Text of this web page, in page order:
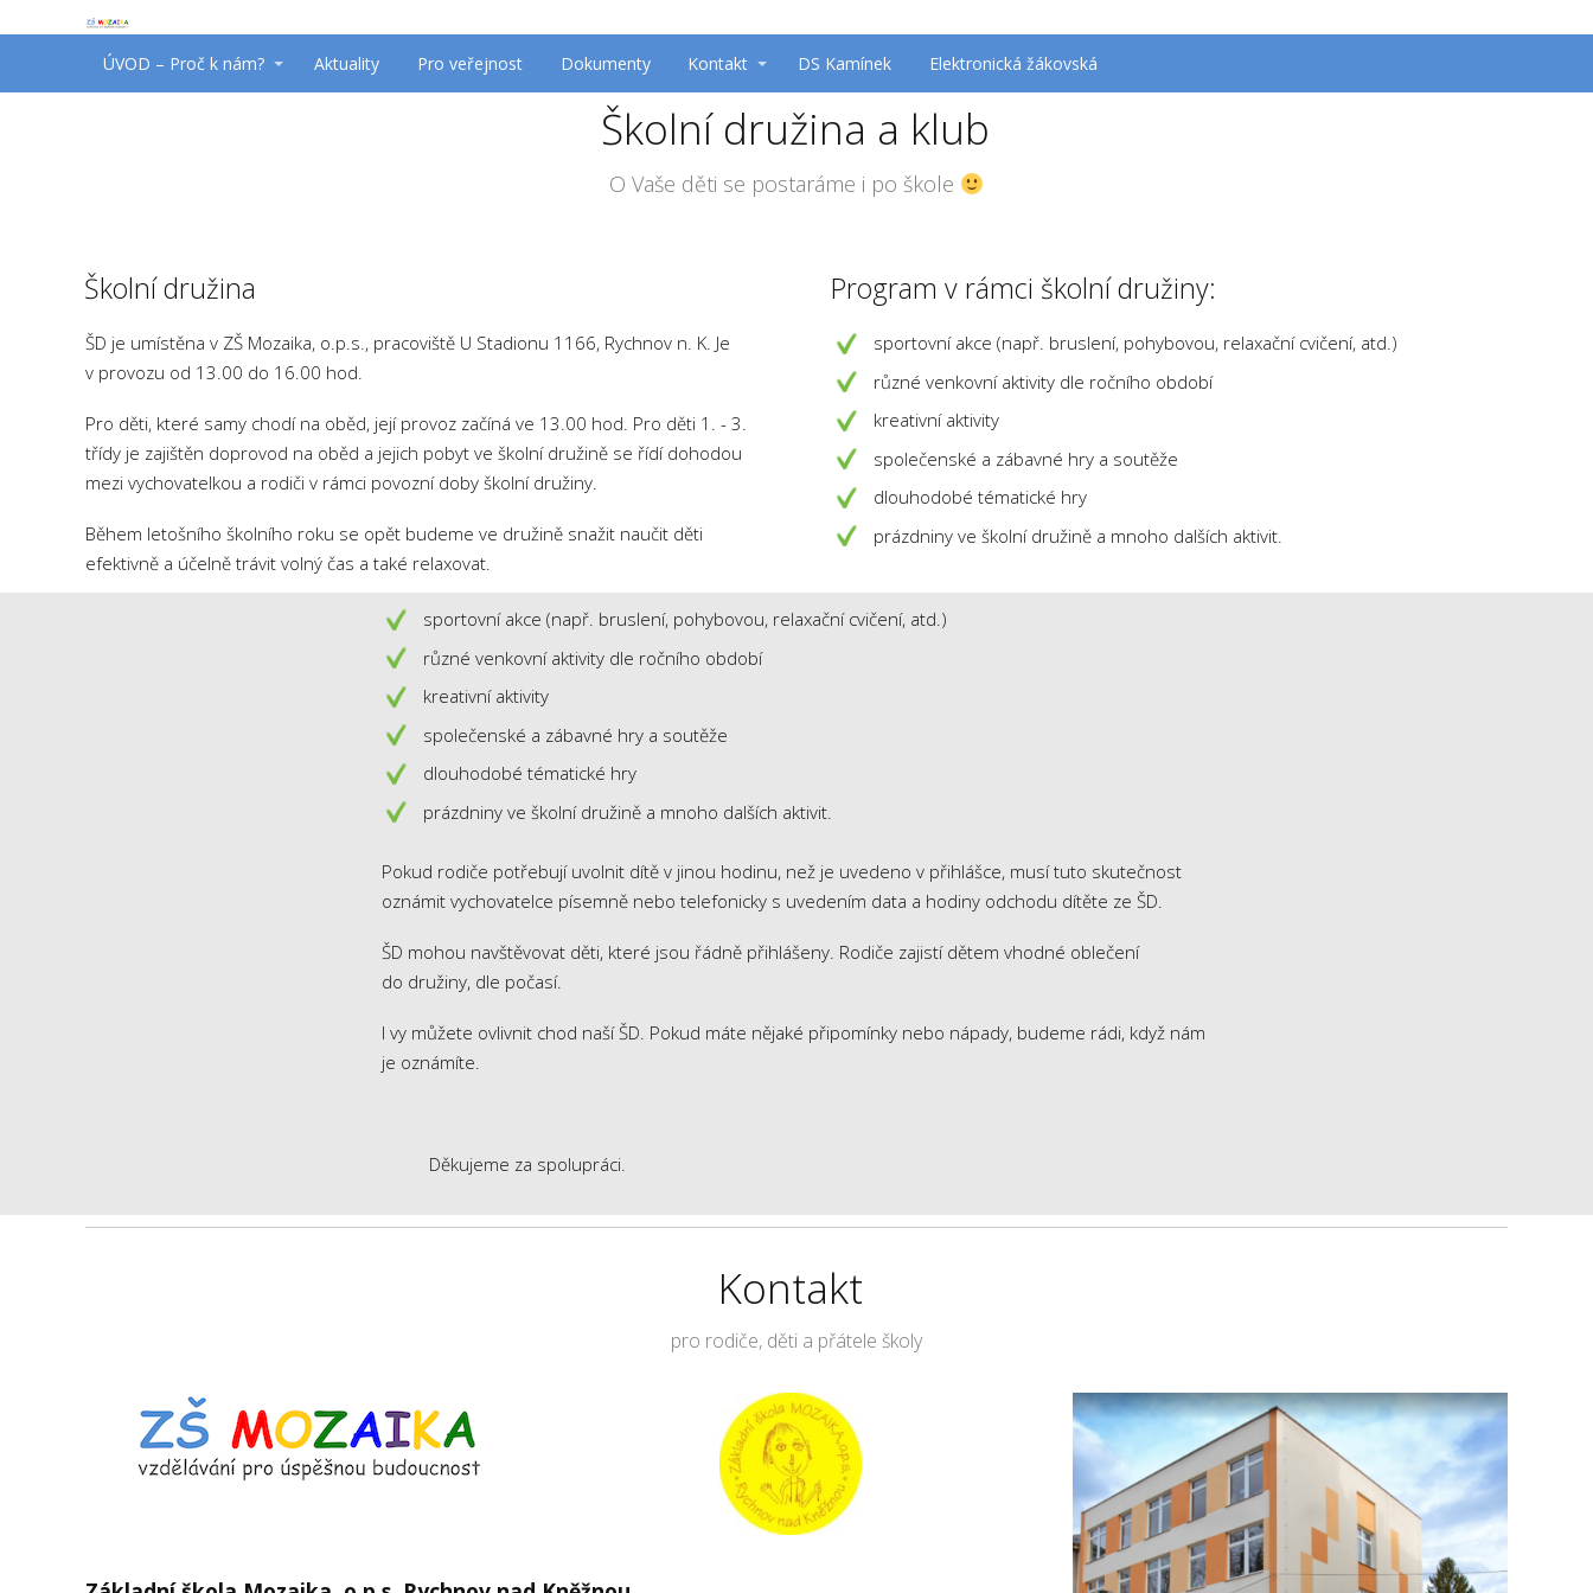
ÚVOD – Proč k nám? Aktuality Pro veřejnost Dokumenty Kontakt DS Kamínek Elektronická žákovská
Školní družina a klub
O Vaše děti se postaráme i po škole
Školní družina
ŠD je umístěna v ZŠ Mozaika, o.p.s., pracoviště U Stadionu 1166, Rychnov n. K. Je
v provozu od 13.00 do 16.00 hod.
Pro děti, které samy chodí na oběd, její provoz začíná ve 13.00 hod. Pro děti 1. - 3.
třídy je zajištěn doprovod na oběd a jejich pobyt ve školní družině se řídí dohodou
mezi vychovatelkou a rodiči v rámci povozní doby školní družiny.
Během letošního školního roku se opět budeme ve družině snažit naučit děti
efektivně a účelně trávit volný čas a také relaxovat.
Program v rámci školní družiny:
sportovní akce (např. bruslení, pohybovou, relaxační cvičení, atd.)
různé venkovní aktivity dle ročního období
kreativní aktivity
společenské a zábavné hry a soutěže
dlouhodobé tématické hry
prázdniny ve školní družině a mnoho dalších aktivit.
sportovní akce (např. bruslení, pohybovou, relaxační cvičení, atd.)
různé venkovní aktivity dle ročního období
kreativní aktivity
společenské a zábavné hry a soutěže
dlouhodobé tématické hry
prázdniny ve školní družině a mnoho dalších aktivit.
Pokud rodiče potřebují uvolnit dítě v jinou hodinu, než je uvedeno v přihlášce, musí tuto skutečnost
oznámit vychovatelce písemně nebo telefonicky s uvedením data a hodiny odchodu dítěte ze ŠD.
ŠD mohou navštěvovat děti, které jsou řádně přihlášeny. Rodiče zajistí dětem vhodné oblečení
do družiny, dle počasí.
I vy můžete ovlivnit chod naší ŠD. Pokud máte nějaké připomínky nebo nápady, budeme rádi, když nám
je oznámíte.
Děkujeme za spolupráci.
Kontakt
pro rodiče, děti a přátele školy